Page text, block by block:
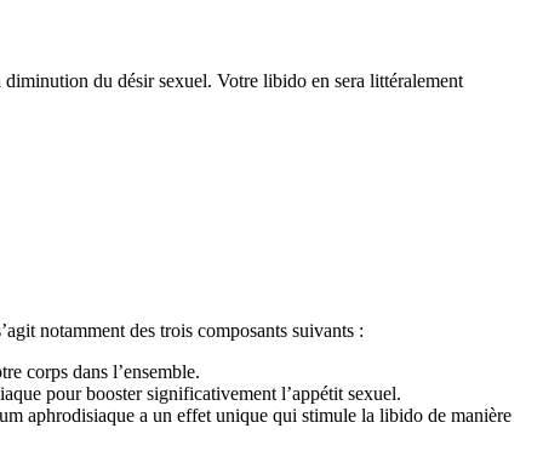
du désir sexuel. Votre libido en sera littéralement
notamment des trois composants suivants :
corps dans l’ensemble.
pour booster significativement l’appétit sexuel.
aphrodisiaque a un effet unique qui stimule la libido de manière